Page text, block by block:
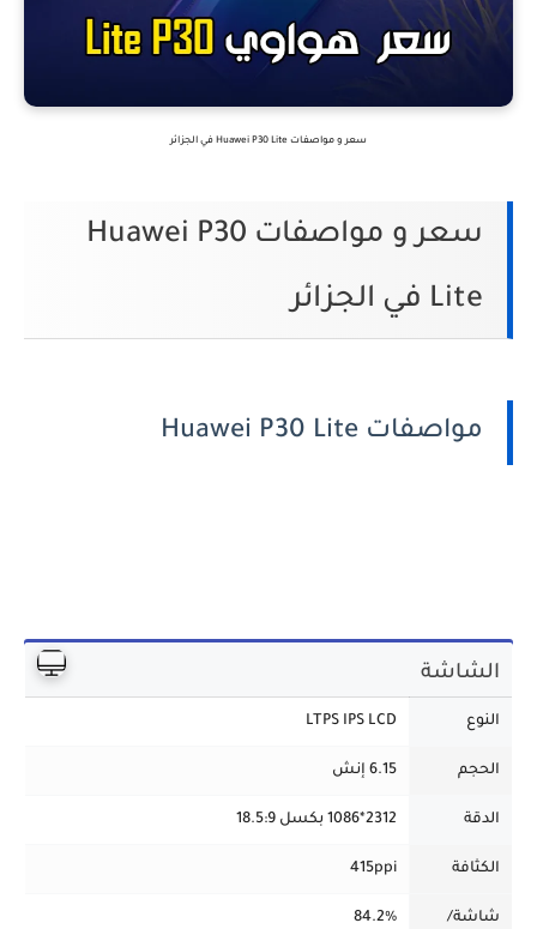
سعر و مواصفات Huawei P30 Lite في الجزائر
سعر و مواصفات Huawei P30
Lite في الجزائر
مواصفات Huawei P30 Lite
الشاشة
النوع LTPS IPS LCD
الحجم 6.15 إنش
الدقة 2312*1086 بكسل 18.5:9
الكثافة 415ppi
شاشة/ 84.2%